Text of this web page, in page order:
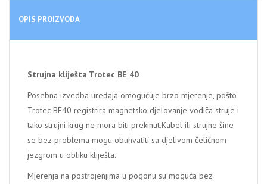
OPIS PROIZVODA
Strujna kliješta Trotec BE 40
Posebna izvedba uređaja omogućuje brzo mjerenje, pošto
Trotec BE40 registrira magnetsko djelovanje vodiča struje i
tako strujni krug ne mora biti prekinut.Kabel ili strujne šine
se bez problema mogu obuhvatiti sa djelivom čeličnom
jezgrom u obliku kliješta.
Mjerenja na postrojenjima u pogonu su moguća bez